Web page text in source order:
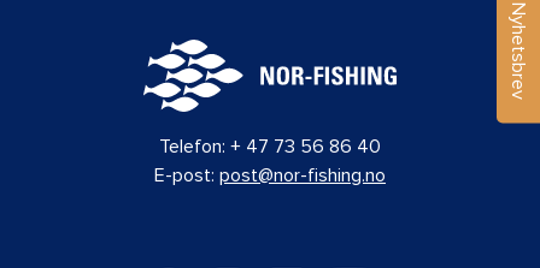
Nyhetsbrev
Telefon: + 47 73 56 86 40
E-post: post@nor-fishing.no